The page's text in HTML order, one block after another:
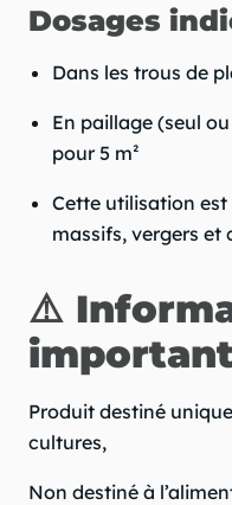
Dosages
Dans les trous de
En paillage (seul
pour 5 m²
Cette utilisation
massifs, vergers et
⚠️
Produit destiné
cultures,
Non destiné à